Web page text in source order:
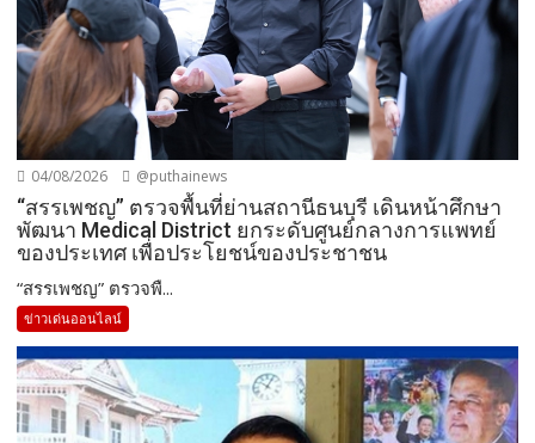
04/08/2026 @puthainews
“สรรเพชญ” ตรวจพื้นที่ย่านสถานีธนบุรี เดินหน้าศึกษา
พัฒนา Medical District ยกระดับศูนย์กลางการแพทย์
ของประเทศ เพื่อประโยชน์ของประชาชน
“สรรเพชญ” ตรวจพื...
ข่าวเด่นออนไลน์